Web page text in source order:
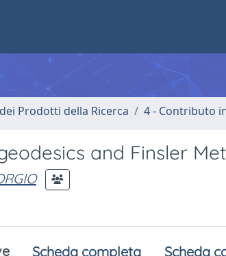
Prodotti della Ricerca 4 - Contributo
and Finsler
Scheda completa Scheda